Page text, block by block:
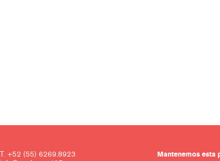
T. +52 (55) 6269.8923
Mantenemos